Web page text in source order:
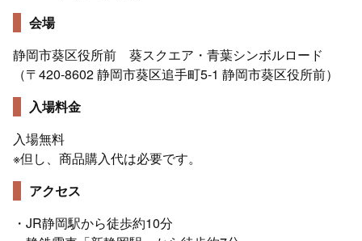
会場
静岡市葵区役所前 葵スクエア・青葉シンボルロード
（〒420-8602 静岡市葵区追手町5-1 静岡市葵区役所前）
入場料金
入場無料
※但し、商品購入代は必要です。
アクセス
・JR静岡駅から徒歩約10分